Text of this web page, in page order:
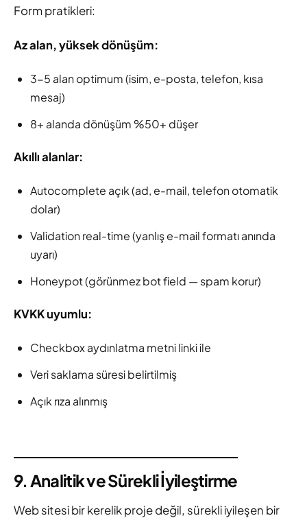
Form pratikleri:
Az alan, yüksek dönüşüm:
3-5 alan optimum (isim, e-posta, telefon, kısa
mesaj)
8+ alanda dönüşüm %50+ düşer
Akıllı alanlar:
Autocomplete açık (ad, e-mail, telefon otomatik
dolar)
Validation real-time (yanlış e-mail formatı anında
uyarı)
Honeypot (görünmez bot field — spam korur)
KVKK uyumlu:
Checkbox aydınlatma metni linki ile
Veri saklama süresi belirtilmiş
Açık rıza alınmış
9. Analitik ve Sürekli İyileştirme
Web sitesi bir kerelik proje değil, sürekli iyileşen bir